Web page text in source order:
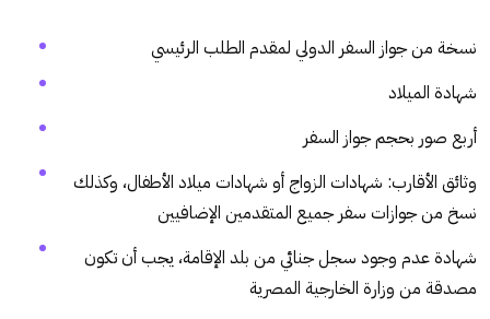
نسخة من جواز السفر الدولي لمقدم الطلب الرئيسي
شهادة الميلاد
أربع صور بحجم جواز السفر
وثائق الأقارب: شهادات الزواج أو شهادات ميلاد الأطفال، وكذلك
نسخ من جوازات سفر جميع المتقدمين الإضافيين
شهادة عدم وجود سجل جنائي من بلد الإقامة، يجب أن تكون
مصدقة من وزارة الخارجية المصرية